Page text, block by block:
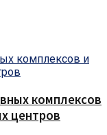
комплексов
центров